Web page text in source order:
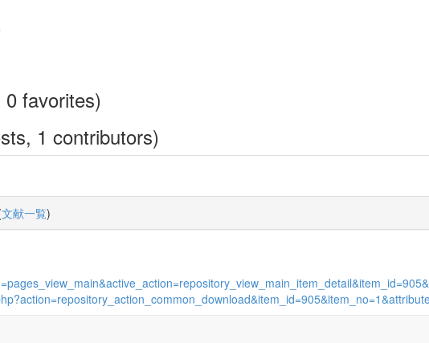
favorites)
1 contributors)
文献一覧)